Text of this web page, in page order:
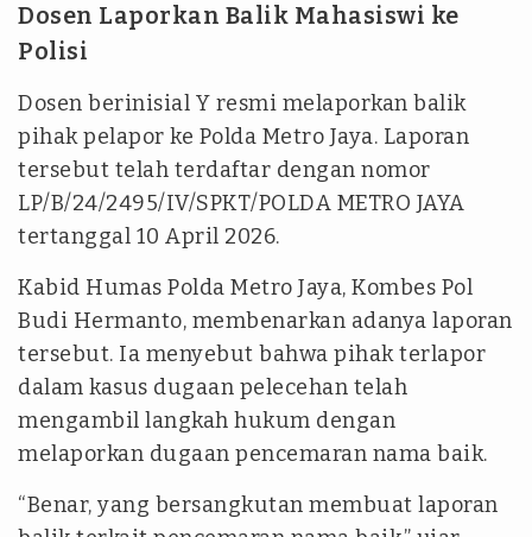
Dosen Laporkan Balik Mahasiswi ke
Polisi
Dosen berinisial Y resmi melaporkan balik
pihak pelapor ke Polda Metro Jaya. Laporan
tersebut telah terdaftar dengan nomor
LP/B/24/2495/IV/SPKT/POLDA METRO JAYA
tertanggal 10 April 2026.
Kabid Humas Polda Metro Jaya, Kombes Pol
Budi Hermanto, membenarkan adanya laporan
tersebut. Ia menyebut bahwa pihak terlapor
dalam kasus dugaan pelecehan telah
mengambil langkah hukum dengan
melaporkan dugaan pencemaran nama baik.
“Benar, yang bersangkutan membuat laporan